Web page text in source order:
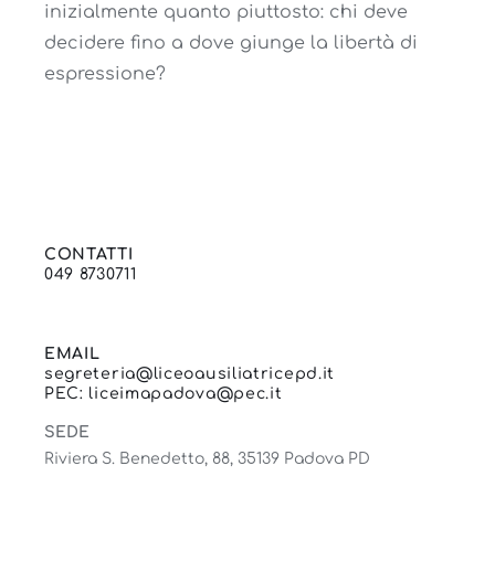
inizialmente quanto piuttosto: chi deve
decidere fino a dove giunge la libertà di
espressione?
CONTATTI
049 8730711
EMAIL
segreteria@liceoausiliatricepd.it
PEC: liceimapadova@pec.it
SEDE
Riviera S. Benedetto, 88, 35139 Padova PD